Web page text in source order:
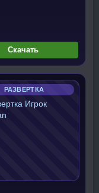
Скачать
РАЗВЕРТКА